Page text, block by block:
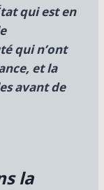
qui est en
qui n’ont
et la
avant de
la